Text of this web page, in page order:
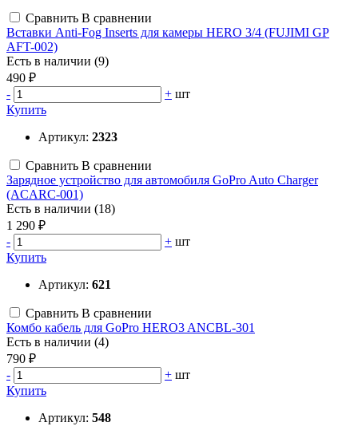
Сравнить В сравнении
Вставки Anti-Fog Inserts для камеры HERO 3/4 (FUJIMI GP
AFT-002)
Есть в наличии (9)
490 ₽
-
+ шт
Купить
Артикул: 2323
Сравнить В сравнении
Зарядное устройство для автомобиля GoPro Auto Charger
(ACARC-001)
Есть в наличии (18)
1 290 ₽
-
+ шт
Купить
Артикул: 621
Сравнить В сравнении
Комбо кабель для GoPro HERO3 ANCBL-301
Есть в наличии (4)
790 ₽
-
+ шт
Купить
Артикул: 548